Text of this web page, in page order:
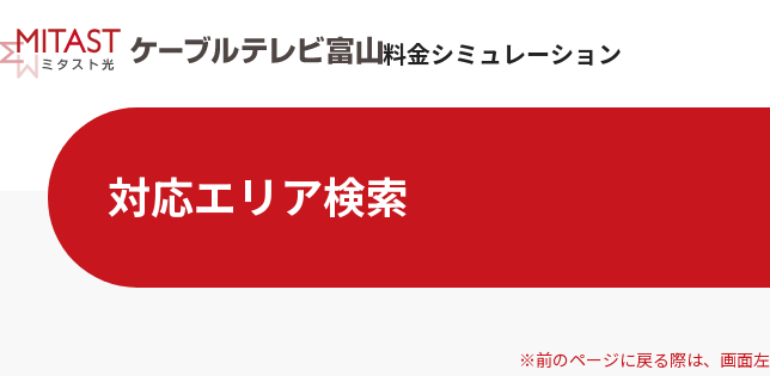
料金シミュレーション
対応エリア検索
※前のページに戻る際は、画面